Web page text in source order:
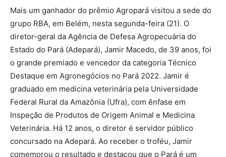
Mais um ganhador do prêmio Agropará visitou a sede do
grupo RBA, em Belém, nesta segunda-feira (21). O
diretor-geral da Agência de Defesa Agropecuária do
Estado do Pará (Adepará), Jamir Macedo, de 39 anos, foi
o grande premiado e vencedor da categoria Técnico
Destaque em Agronegócios no Pará 2022. Jamir é
graduado em medicina veterinária pela Universidade
Federal Rural da Amazônia (Ufra), com ênfase em
Inspeção de Produtos de Origem Animal e Medicina
Veterinária. Há 12 anos, o diretor é servidor público
concursado na Adepará. Ao receber o troféu, Jamir
comemorou o resultado e destacou que o Pará é um